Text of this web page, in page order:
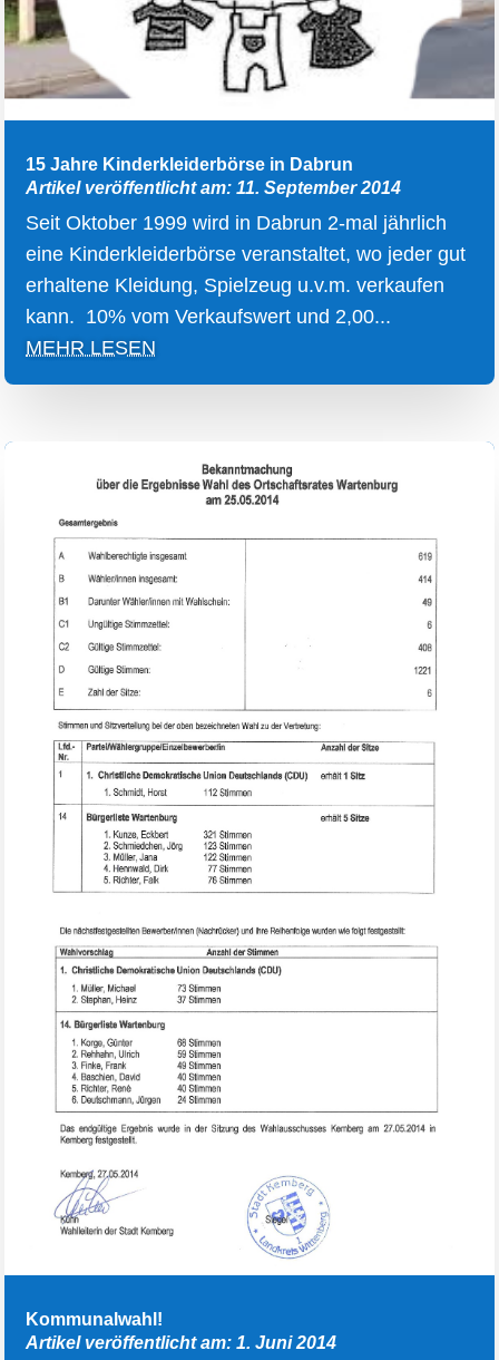
15 Jahre Kinderkleiderbörse in Dabrun
Artikel veröffentlicht am: 11. September 2014
Seit Oktober 1999 wird in Dabrun 2-mal jährlich
eine Kinderkleiderbörse veranstaltet, wo jeder gut
erhaltene Kleidung, Spielzeug u.v.m. verkaufen
kann. 10% vom Verkaufswert und 2,00...
MEHR LESEN
Kommunalwahl!
Artikel veröffentlicht am: 1. Juni 2014